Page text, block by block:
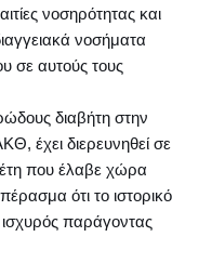
νοσηρότητας και
νοσήματα
σε αυτούς τους
διαβήτη στην
έχει διερευνηθεί σε
που έλαβε χώρα
ότι το ιστορικό
παράγοντας